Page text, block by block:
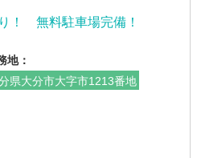
！ 無料駐車場完備！
地：
県大分市大字市1213番地